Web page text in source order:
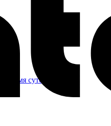
время суток